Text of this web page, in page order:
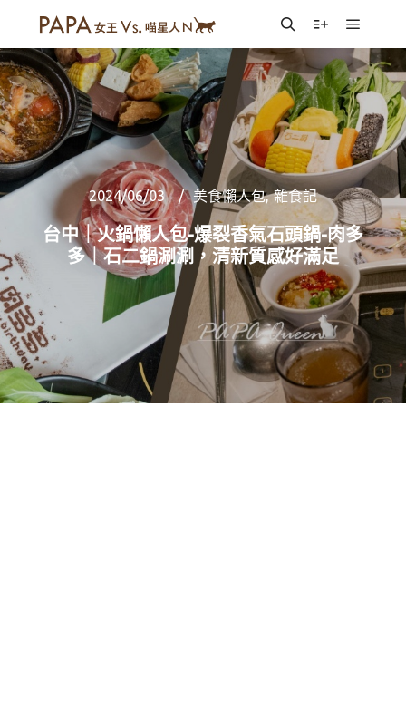
SearchMore info
Main
2024/06/03 美食懶人包,雜食記
台中｜火鍋懶人包-爆裂香氣石頭鍋-肉多
多｜石二鍋涮涮，清新質感好滿足